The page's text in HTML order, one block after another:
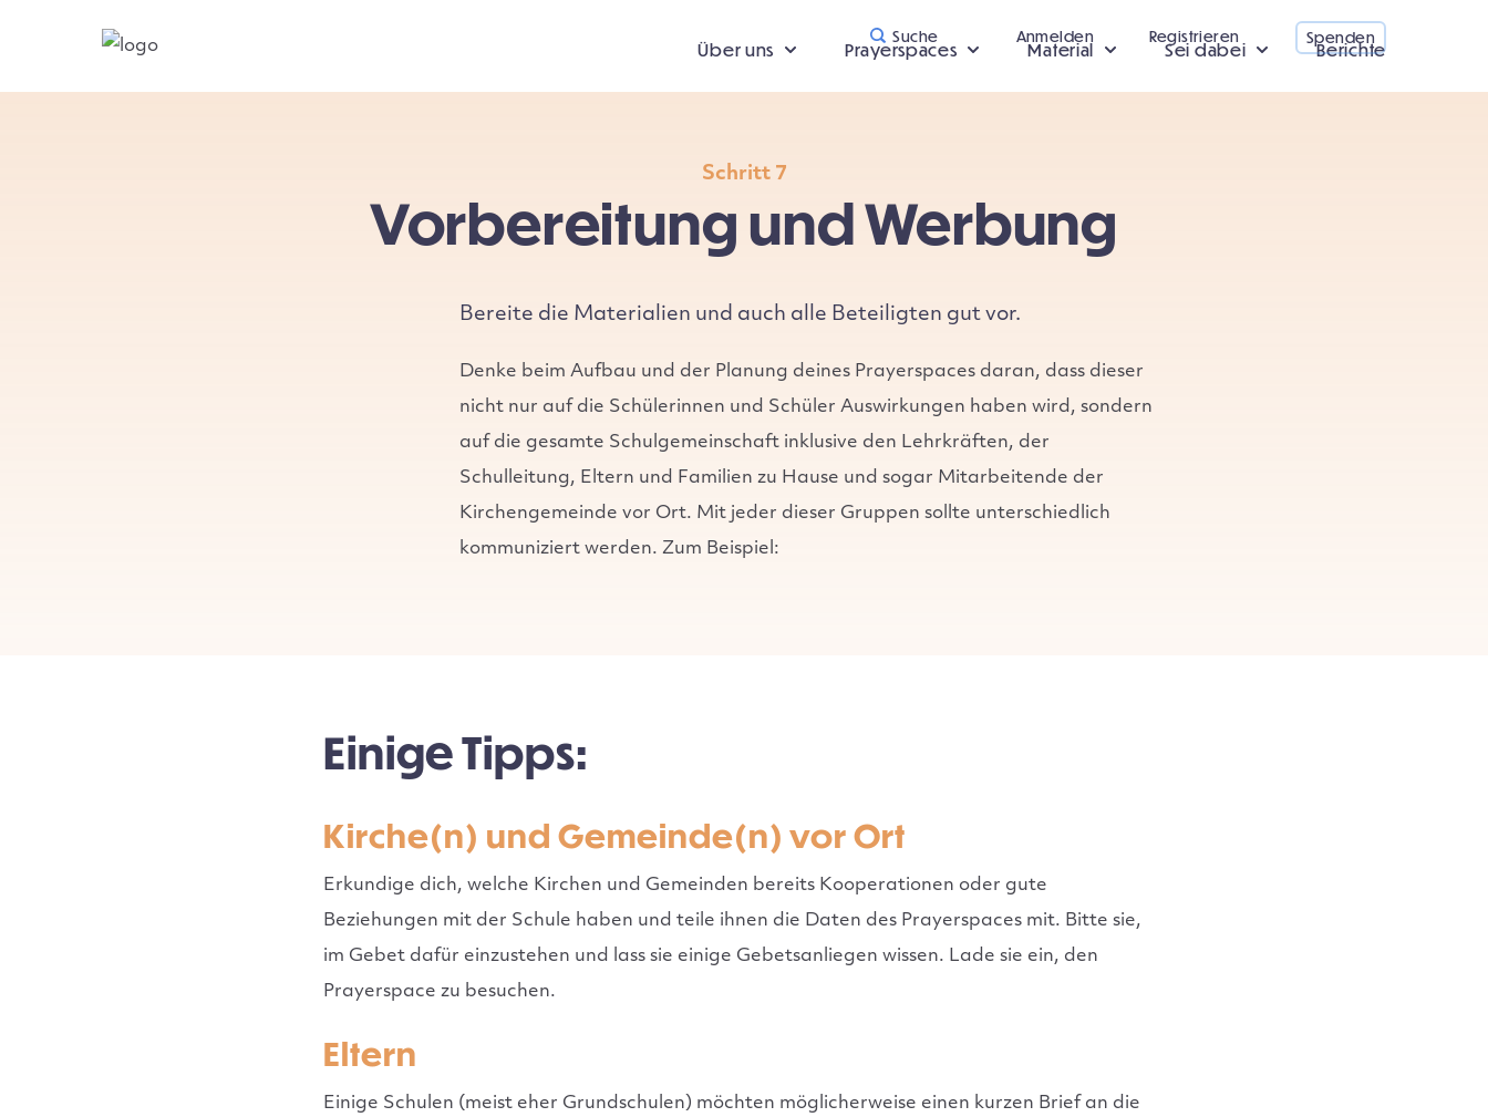
Über uns Prayerspaces Material Sei dabei Berichte
Suche Anmelden Registrieren Spenden
Schritt 7
Vorbereitung und Werbung
Bereite die Materialien und auch alle Beteiligten gut vor.
Denke beim Aufbau und der Planung deines Prayerspaces daran, dass dieser
nicht nur auf die Schülerinnen und Schüler Auswirkungen haben wird, sondern
auf die gesamte Schulgemeinschaft inklusive den Lehrkräften, der
Schulleitung, Eltern und Familien zu Hause und sogar Mitarbeitende der
Kirchengemeinde vor Ort. Mit jeder dieser Gruppen sollte unterschiedlich
kommuniziert werden. Zum Beispiel:
Einige Tipps:
Kirche(n) und Gemeinde(n) vor Ort
Erkundige dich, welche Kirchen und Gemeinden bereits Kooperationen oder gute
Beziehungen mit der Schule haben und teile ihnen die Daten des Prayerspaces mit. Bitte sie,
im Gebet dafür einzustehen und lass sie einige Gebetsanliegen wissen. Lade sie ein, den
Prayerspace zu besuchen.
Eltern
Einige Schulen (meist eher Grundschulen) möchten möglicherweise einen kurzen Brief an die